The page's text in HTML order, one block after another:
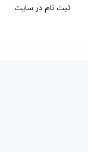
ثبت نام در سایت